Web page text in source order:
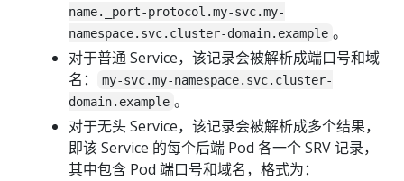
name._port-protocol.my-svc.my-
namespace.svc.cluster-domain.example 。
对于普通 Service，该记录会被解析成端口号和域
名：
my-svc.my-namespace.svc.cluster-
domain.example 。
对于无头 Service，该记录会被解析成多个结果，
即该 Service 的每个后端 Pod 各一个 SRV 记录，
其中包含 Pod 端口号和域名，格式为：